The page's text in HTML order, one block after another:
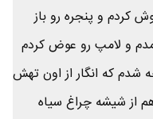
کردم و پنجره رو باز
و لامپ رو عوض کردم
شدم که انگار از اون تهش
از شیشه چراغ سیاه